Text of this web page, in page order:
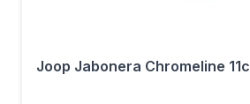
Joop Jabonera Chromeline